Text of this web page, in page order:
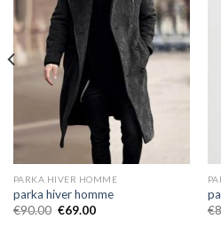
PARKA HIVER HOMME
parka hiver homme
€90.00 €69.00
€